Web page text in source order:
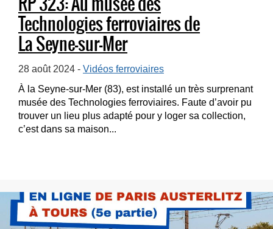
Technologies ferroviaires de
La Seyne-sur-Mer
28 août 2024 - Vidéos ferroviaires
À la Seyne-sur-Mer (83), est installé un très surprenant
musée des Technologies ferroviaires. Faute d’avoir pu
trouver un lieu plus adapté pour y loger sa collection,
c’est dans sa maison...